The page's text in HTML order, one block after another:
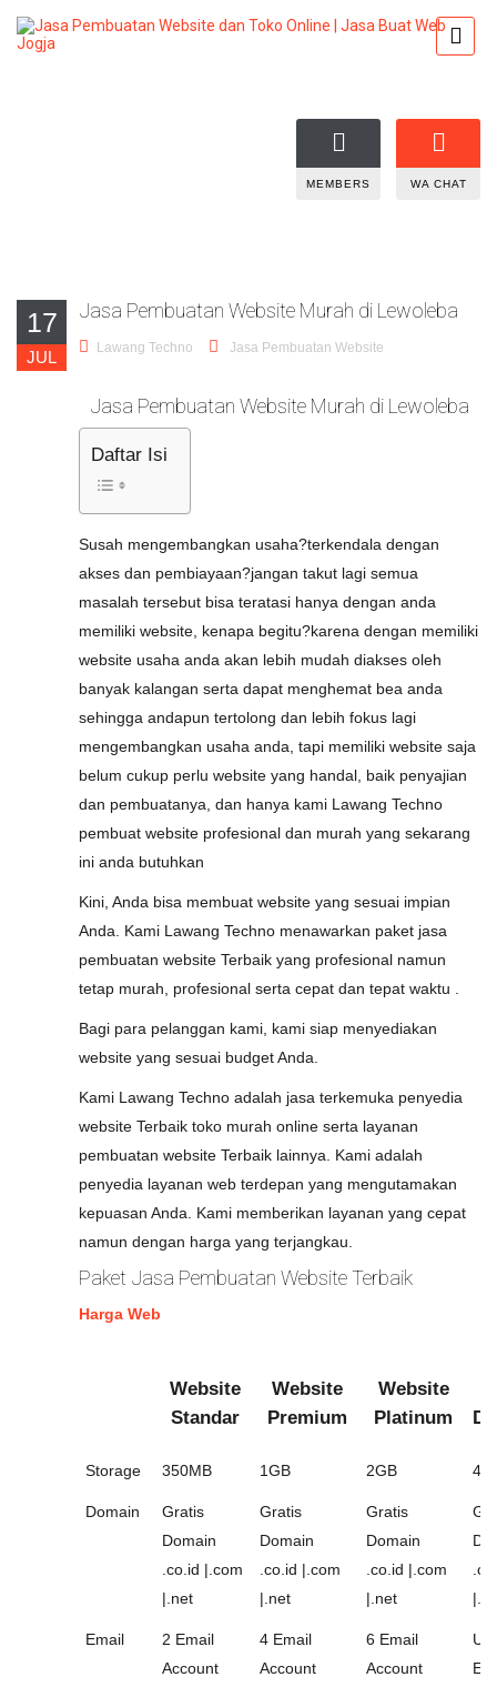
MEMBERS WA CHAT
17
JUL
Jasa Pembuatan Website Murah di Lewoleba
Lawang Techno Jasa Pembuatan Website
Jasa Pembuatan Website Murah di Lewoleba
Daftar Isi
Susah mengembangkan usaha?terkendala dengan
akses dan pembiayaan?jangan takut lagi semua
masalah tersebut bisa teratasi hanya dengan anda
memiliki website, kenapa begitu?karena dengan memiliki
website usaha anda akan lebih mudah diakses oleh
banyak kalangan serta dapat menghemat bea anda
sehingga andapun tertolong dan lebih fokus lagi
mengembangkan usaha anda, tapi memiliki website saja
belum cukup perlu website yang handal, baik penyajian
dan pembuatanya, dan hanya kami Lawang Techno
pembuat website profesional dan murah yang sekarang
ini anda butuhkan
Kini, Anda bisa membuat website yang sesuai impian
Anda. Kami Lawang Techno menawarkan paket jasa
pembuatan website Terbaik yang profesional namun
tetap murah, profesional serta cepat dan tepat waktu .
Bagi para pelanggan kami, kami siap menyediakan
website yang sesuai budget Anda.
Kami Lawang Techno adalah jasa terkemuka penyedia
website Terbaik toko murah online serta layanan
pembuatan website Terbaik lainnya. Kami adalah
penyedia layanan web terdepan yang mengutamakan
kepuasan Anda. Kami memberikan layanan yang cepat
namun dengan harga yang terjangkau.
Paket Jasa Pembuatan Website Terbaik
Harga Web
Website
Standar
Website
Premium
Website
Platinum
Storage 350MB 1GB 2GB
Domain
Gratis
Domain
.co.id |.com
|.net
Gratis
Domain
.co.id |.com
|.net
Gratis
Domain
.co.id |.com
|.net
Email
2 Email
Account
4 Email
Account
6 Email
Account